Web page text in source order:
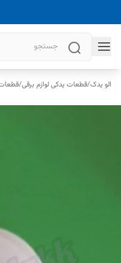
الو یدک/قطعات یدکی لوازم برقی/